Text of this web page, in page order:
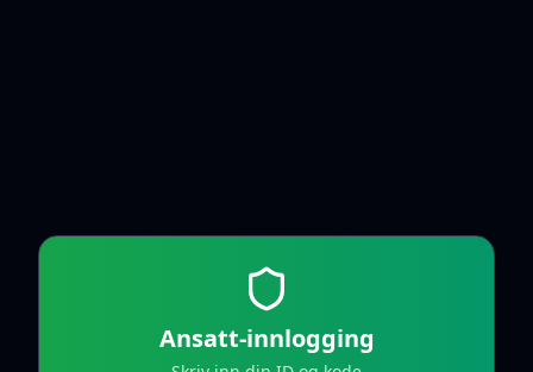
Ansatt-innlogging